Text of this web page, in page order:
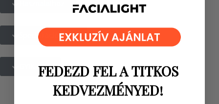
Specifikációkhoz
GYIK-hezFEDEZD FEL A TITKOS
KEDVEZMÉNYED!